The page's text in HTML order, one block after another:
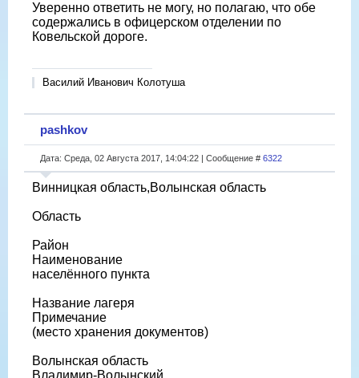
Уверенно ответить не могу, но полагаю, что обе
содержались в офицерском отделении по
Ковельской дороге.
Василий Иванович Колотуша
pashkov
Дата: Среда, 02 Августа 2017, 14:04:22 | Сообщение # 6322
Винницкая область,Волынская область
Область
Район
Наименование
населённого пункта
Название лагеря
Примечание
(место хранения документов)
Волынская область
Владимир-Волынский